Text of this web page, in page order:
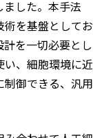
した。本手法
術を基盤としてお
を一切必要とし
い、細胞環境に近
御できる、汎用